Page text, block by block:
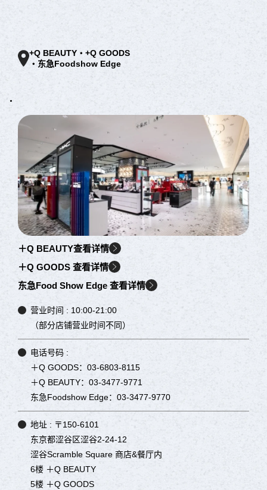
+Q BEAUTY・+Q GOODS
・东急Foodshow Edge
＋Q BEAUTY查看详情
＋Q GOODS 查看详情
东急Food Show Edge 查看详情
营业时间 : 10:00-21:00
（部分店铺营业时间不同）
电话号码 :
＋Q GOODS：03-6803-8115
＋Q BEAUTY：03-3477-9771
东急Foodshow Edge：03-3477-9770
地址 : 〒150-6101
东京都涩谷区涩谷2-24-12
涩谷Scramble Square 商店&餐厅内
6楼 ＋Q BEAUTY
5楼 ＋Q GOODS